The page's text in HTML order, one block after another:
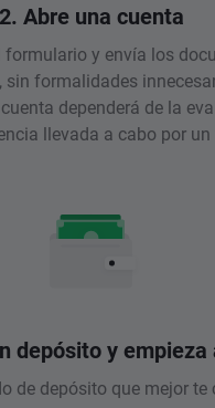
2. Abre una cuenta
formulario y envía los
sin formalidades
dependerá de la
llevada a cabo por un
depósito y
de depósito que mejor te